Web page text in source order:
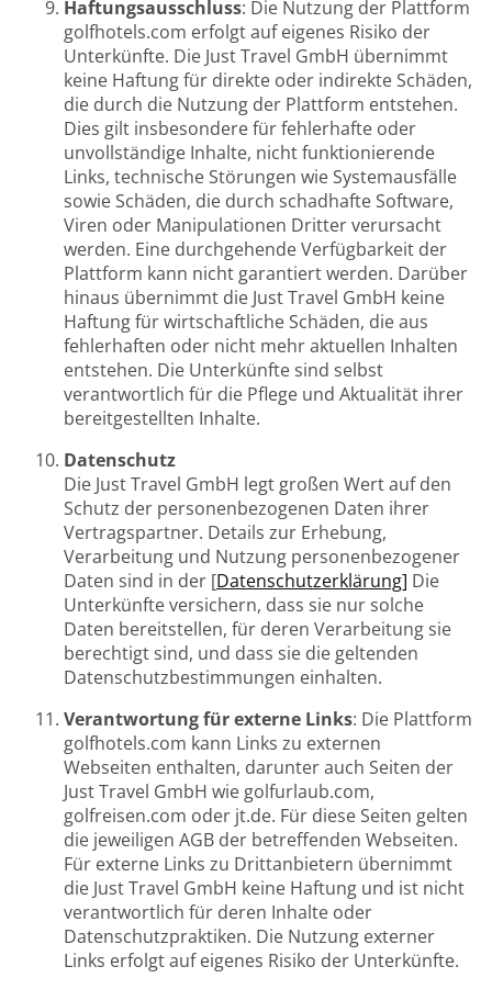
Haftungsausschluss: Die Nutzung der Plattform
golfhotels.com erfolgt auf eigenes Risiko der
Unterkünfte. Die Just Travel GmbH übernimmt
keine Haftung für direkte oder indirekte Schäden,
die durch die Nutzung der Plattform entstehen.
Dies gilt insbesondere für fehlerhafte oder
unvollständige Inhalte, nicht funktionierende
Links, technische Störungen wie Systemausfälle
sowie Schäden, die durch schadhafte Software,
Viren oder Manipulationen Dritter verursacht
werden. Eine durchgehende Verfügbarkeit der
Plattform kann nicht garantiert werden. Darüber
hinaus übernimmt die Just Travel GmbH keine
Haftung für wirtschaftliche Schäden, die aus
fehlerhaften oder nicht mehr aktuellen Inhalten
entstehen. Die Unterkünfte sind selbst
verantwortlich für die Pflege und Aktualität ihrer
bereitgestellten Inhalte.
Datenschutz
Die Just Travel GmbH legt großen Wert auf den
Schutz der personenbezogenen Daten ihrer
Vertragspartner. Details zur Erhebung,
Verarbeitung und Nutzung personenbezogener
Daten sind in der [Datenschutzerklärung] Die
Unterkünfte versichern, dass sie nur solche
Daten bereitstellen, für deren Verarbeitung sie
berechtigt sind, und dass sie die geltenden
Datenschutzbestimmungen einhalten.
Verantwortung für externe Links: Die Plattform
golfhotels.com kann Links zu externen
Webseiten enthalten, darunter auch Seiten der
Just Travel GmbH wie golfurlaub.com,
golfreisen.com oder jt.de. Für diese Seiten gelten
die jeweiligen AGB der betreffenden Webseiten.
Für externe Links zu Drittanbietern übernimmt
die Just Travel GmbH keine Haftung und ist nicht
verantwortlich für deren Inhalte oder
Datenschutzpraktiken. Die Nutzung externer
Links erfolgt auf eigenes Risiko der Unterkünfte.